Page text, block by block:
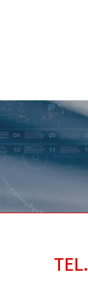
TEL.